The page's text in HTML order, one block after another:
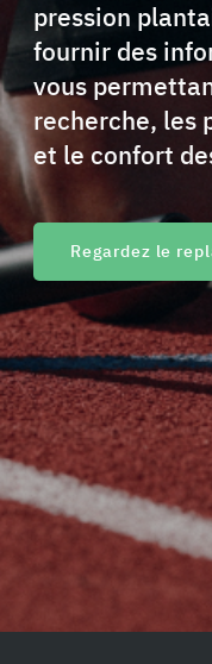
pression
fournir des
vous
recherche, les
et le confort
Regardez le